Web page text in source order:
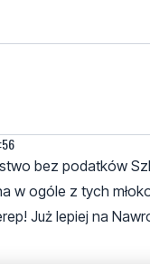
bez podatków
w ogóle z tych
Już lepiej na